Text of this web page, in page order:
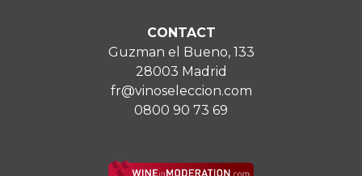
CONTACT
Guzman el Bueno, 133
28003 Madrid
fr@vinoseleccion.com
0800 90 73 69